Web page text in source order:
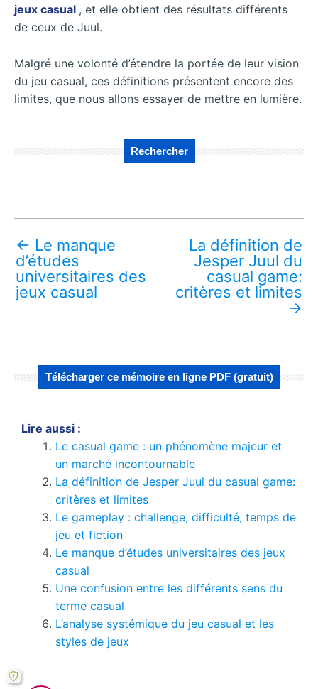
jeux casual , et elle obtient des résultats différents
de ceux de Juul.
Malgré une volonté d’étendre la portée de leur vision
du jeu casual, ces définitions présentent encore des
limites, que nous allons essayer de mettre en lumière.
Rechercher
← Le manque
d’études
universitaires des
jeux casual
La définition de
Jesper Juul du
casual game:
critères et limites
→
Télécharger ce mémoire en ligne PDF (gratuit)
Lire aussi :
Le casual game : un phénomène majeur et
un marché incontournable
La définition de Jesper Juul du casual game:
critères et limites
Le gameplay : challenge, difficulté, temps de
jeu et fiction
Le manque d’études universitaires des jeux
casual
Une confusion entre les différents sens du
terme casual
L’analyse systémique du jeu casual et les
styles de jeux